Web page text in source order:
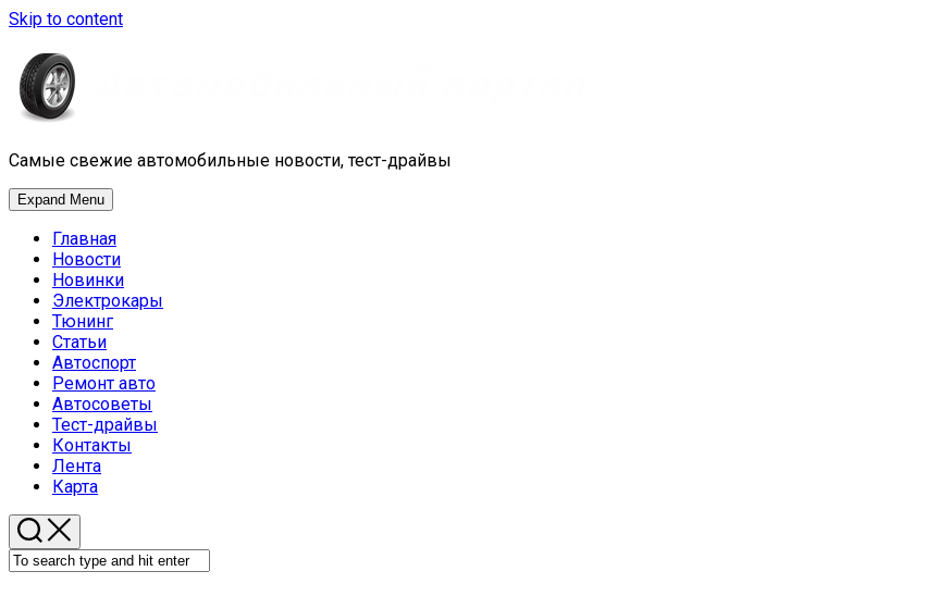
Skip to content
Самые свежие автомобильные новости, тест-драйвы
Expand Menu
Главная
Новости
Новинки
Электрокары
Тюнинг
Статьи
Автоспорт
Ремонт авто
Автосоветы
Тест-драйвы
Контакты
Лента
Карта